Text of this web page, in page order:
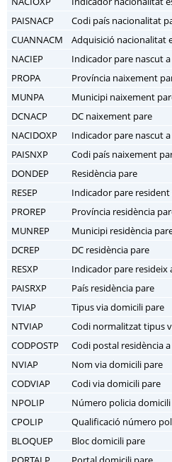
PAISNACP
Codi país nacionalitat
CUANNACM
Adquisició nacionalitat
NACIEP
Indicador pare nascut
PROPA
Província naixement
MUNPA
Municipi naixement
DCNACP
DC naixement pare
NACIDOXP
Indicador pare nascut
PAISNXP
Codi país naixement
DONDEP
Residència pare
RESEP
Indicador pare resident
PROREP
Província residència
MUNREP
Municipi residència
DCREP
DC residència pare
RESXP
Indicador pare resideix
PAISRXP
País residència pare
TVIAP
Tipus via domicili pare
NTVIAP
Codi normalitzat tipus
CODPOSTP
Codi postal residència
NVIAP
Nom via domicili pare
CODVIAP
Codi via domicili pare
NPOLIP
Número policia
CPOLIP
Qualificació número
BLOQUEP
Bloc domicili pare